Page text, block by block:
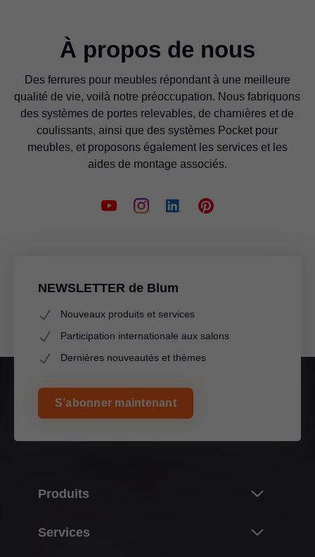
À propos de nous
Des ferrures pour meubles répondant à une meilleure
qualité de vie, voilà notre préoccupation. Nous fabriquons
des systèmes de portes relevables, de charnières et de
coulissants, ainsi que des systèmes Pocket pour
meubles, et proposons également les services et les
aides de montage associés.
NEWSLETTER de Blum
Nouveaux produits et services
Participation internationale aux salons
Dernières nouveautés et thèmes
S’abonner maintenant
Produits
Services